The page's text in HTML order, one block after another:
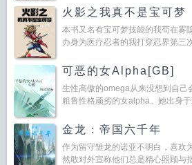
火影之我真不是宝可梦
本书又名有宝可梦技能的我苟在雾
办身为医疗忍者的我打穿忍界第三
可恶的女Alpha[GB]
生性高傲的omega从来没想到自己
粗鲁性格顽劣的女alpha。她出身
金龙：帝国六千年
作为留守雏龙的诺亚不明白，喜欢
然敢对外宣称他们总是精心照顾与